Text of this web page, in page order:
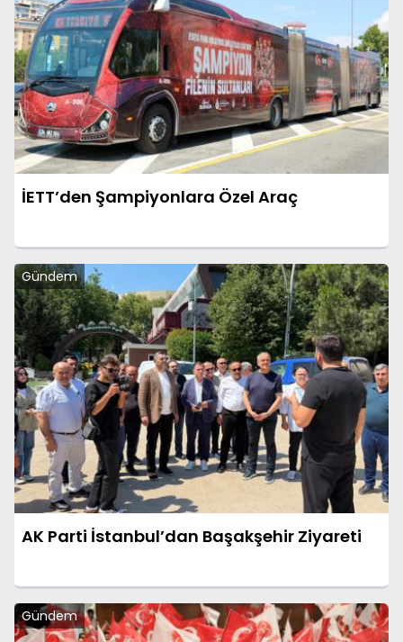
İETT’den Şampiyonlara Özel Araç
Gündem
AK Parti İstanbul’dan Başakşehir Ziyareti
Gündem